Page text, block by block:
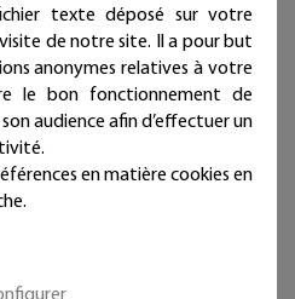
par ligne selon la longueur
- longueur 11 mm)
la décoration d'intérieur.
traités anticorrosion.
texte déposé sur votre
de notre site. Il a pour but
anonymes relatives à votre
le bon fonctionnement de
audience afin d’effectuer un
en matière cookies en